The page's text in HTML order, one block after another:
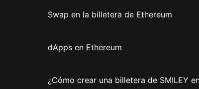
Swap en la billetera de Ethereum
dApps en Ethereum
¿Cómo crear una billetera de SMILEY